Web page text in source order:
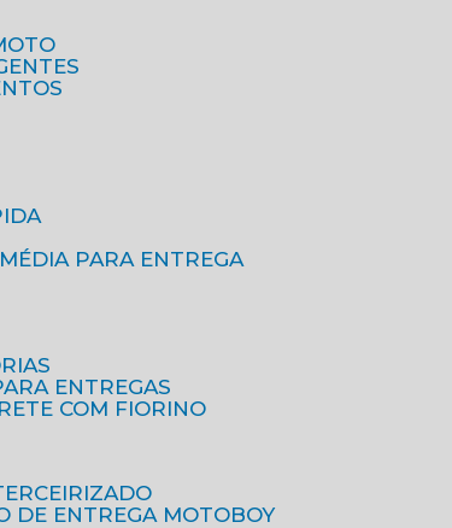
PARA ENTREGA
ENTREGAS
COM FIORINO
DE ENTREGA MOTOBOY